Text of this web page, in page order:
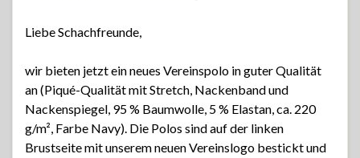
Liebe Schachfreunde,
wir bieten jetzt ein neues Vereinspolo in guter Qualität
an (Piqué-Qualität mit Stretch, Nackenband und
Nackenspiegel, 95 % Baumwolle, 5 % Elastan, ca. 220
g/m², Farbe Navy). Die Polos sind auf der linken
Brustseite mit unserem neuen Vereinslogo bestickt und